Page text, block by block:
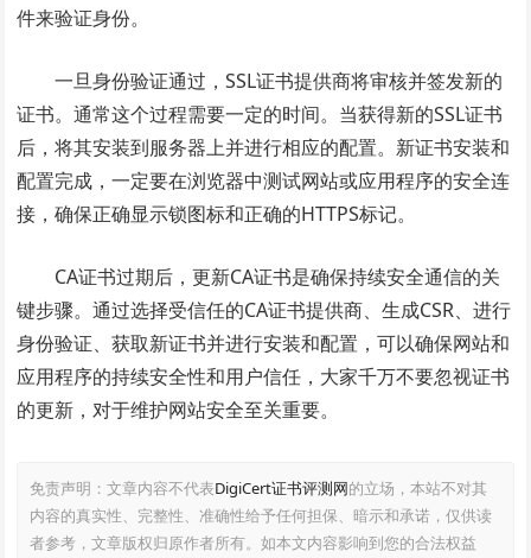
件来验证身份。
一旦身份验证通过，SSL证书提供商将审核并签发新的
证书。通常这个过程需要一定的时间。当获得新的SSL证书
后，将其安装到服务器上并进行相应的配置。新证书安装和
配置完成，一定要在浏览器中测试网站或应用程序的安全连
接，确保正确显示锁图标和正确的HTTPS标记。
CA证书过期后，更新CA证书是确保持续安全通信的关
键步骤。通过选择受信任的CA证书提供商、生成CSR、进行
身份验证、获取新证书并进行安装和配置，可以确保网站和
应用程序的持续安全性和用户信任，大家千万不要忽视证书
的更新，对于维护网站安全至关重要。
免责声明：文章内容不代表DigiCert证书评测网的立场，本站不对其
内容的真实性、完整性、准确性给予任何担保、暗示和承诺，仅供读
者参考，文章版权归原作者所有。如本文内容影响到您的合法权益